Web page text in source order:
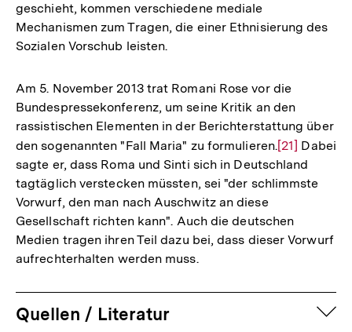
geschieht, kommen verschiedene mediale
Mechanismen zum Tragen, die einer Ethnisierung des
Sozialen Vorschub leisten.
Am 5. November 2013 trat Romani Rose vor die
Bundespressekonferenz, um seine Kritik an den
rassistischen Elementen in der Berichterstattung über
den sogenannten "Fall Maria" zu formulieren.Zur
Auflösung
der
[21] Dabei
sagte er, dass Roma und Sinti sich in Deutschland
tagtäglich verstecken müssten, sei "der schlimmste
Vorwurf, den man nach Auschwitz an diese
Gesellschaft richten kann". Auch die deutschen
Medien tragen ihren Teil dazu bei, dass dieser Vorwurf
aufrechterhalten werden muss.
Quellen / Literatur